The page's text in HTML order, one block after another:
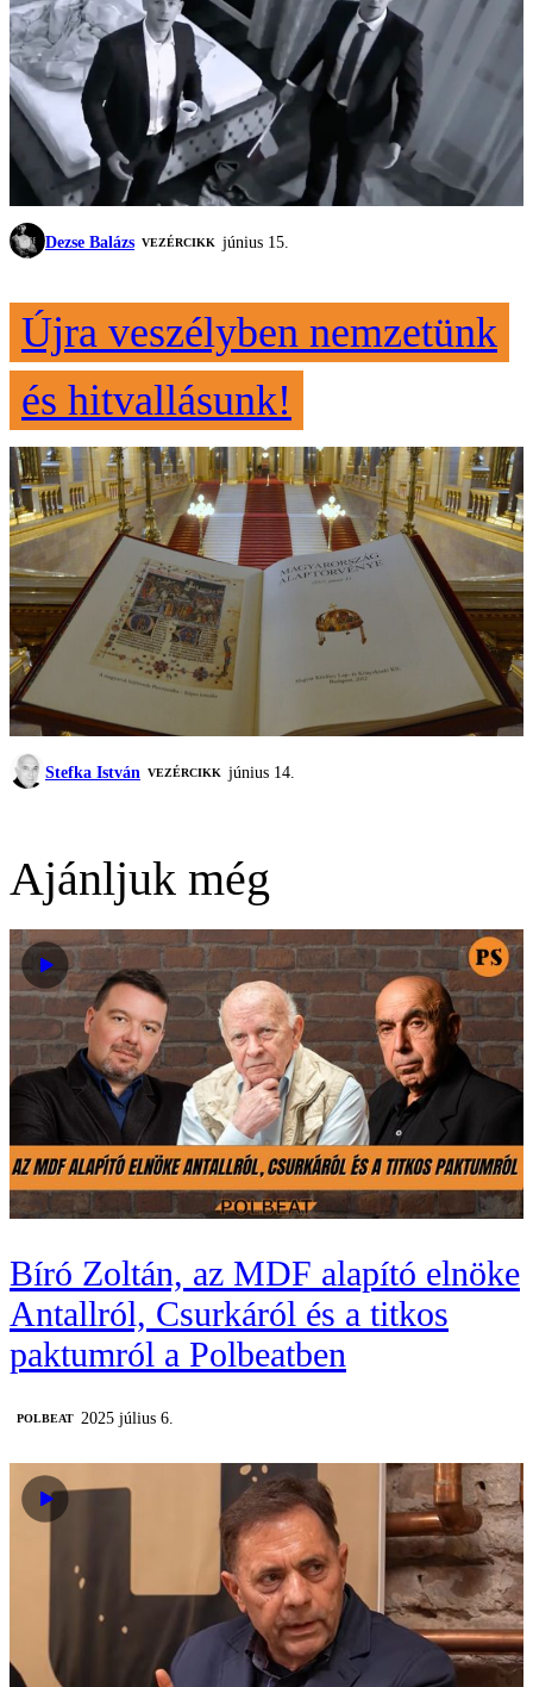
Dezse Balázs VEZÉRCIKK június 15.
Újra veszélyben nemzetünk
és hitvallásunk!
Stefka István VEZÉRCIKK június 14.
Ajánljuk még
Bíró Zoltán, az MDF alapító elnöke
Antallról, Csurkáról és a titkos
paktumról a Polbeatben
‎POLBEAT 2025 július 6.